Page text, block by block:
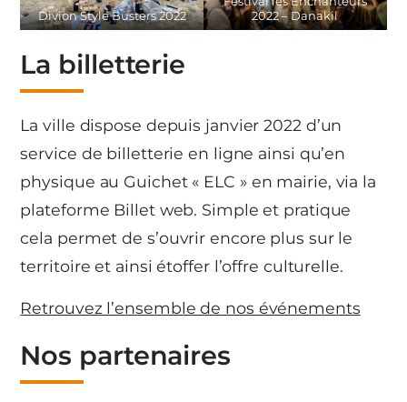
Divion Style Busters 2022
2022 – Danakil
La billetterie
La ville dispose depuis janvier 2022 d’un
service de billetterie en ligne ainsi qu’en
physique au Guichet « ELC » en mairie, via la
plateforme Billet web. Simple et pratique
cela permet de s’ouvrir encore plus sur le
territoire et ainsi étoffer l’offre culturelle.
Retrouvez l’ensemble de nos événements
Nos partenaires